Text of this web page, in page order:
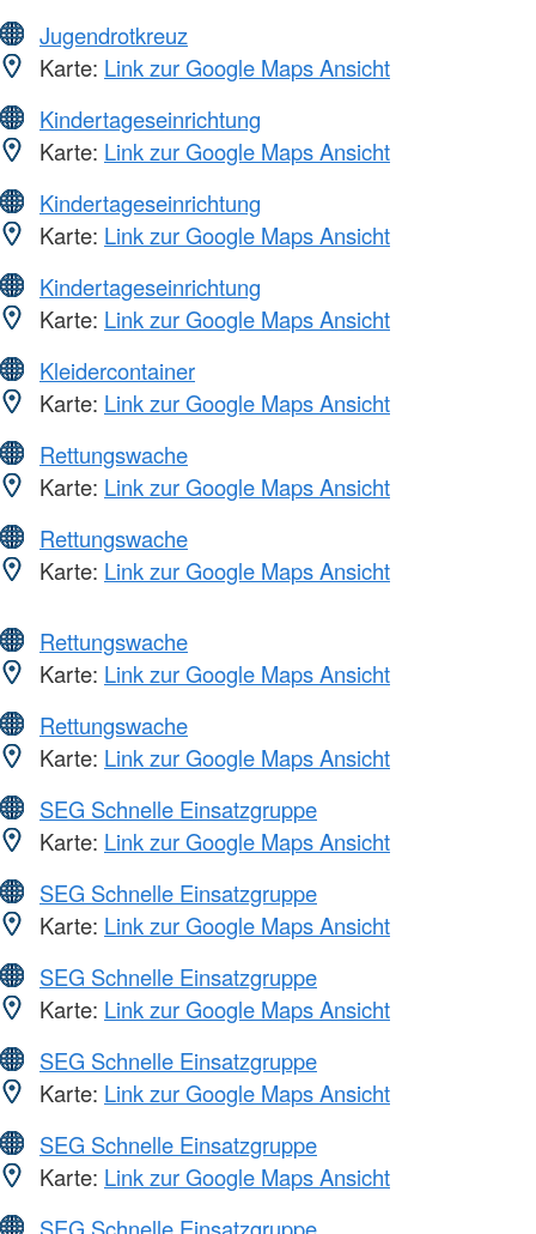
Jugendrotkreuz
Karte: Link zur Google Maps Ansicht
Kindertageseinrichtung
Karte: Link zur Google Maps Ansicht
Kindertageseinrichtung
Karte: Link zur Google Maps Ansicht
Kindertageseinrichtung
Karte: Link zur Google Maps Ansicht
Kleidercontainer
Karte: Link zur Google Maps Ansicht
Rettungswache
Karte: Link zur Google Maps Ansicht
Rettungswache
Karte: Link zur Google Maps Ansicht
Rettungswache
Karte: Link zur Google Maps Ansicht
Rettungswache
Karte: Link zur Google Maps Ansicht
SEG Schnelle Einsatzgruppe
Karte: Link zur Google Maps Ansicht
SEG Schnelle Einsatzgruppe
Karte: Link zur Google Maps Ansicht
SEG Schnelle Einsatzgruppe
Karte: Link zur Google Maps Ansicht
SEG Schnelle Einsatzgruppe
Karte: Link zur Google Maps Ansicht
SEG Schnelle Einsatzgruppe
Karte: Link zur Google Maps Ansicht
SEG Schnelle Einsatzgruppe